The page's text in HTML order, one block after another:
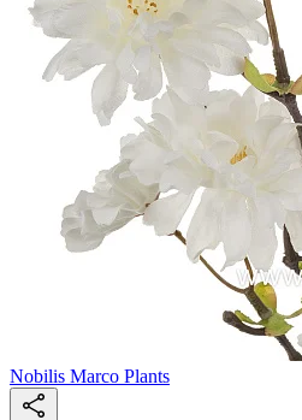
Nobilis Marco Plants